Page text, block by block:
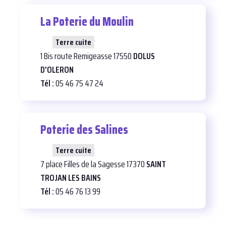
La Poterie du Moulin
Terre cuite
1 Bis route Remigeasse 17550DOLUS
D'OLERON
Tél :05 46 75 47 24
Poterie des Salines
Terre cuite
7 place Filles de la Sagesse 17370SAINT
TROJAN LES BAINS
Tél :05 46 76 13 99